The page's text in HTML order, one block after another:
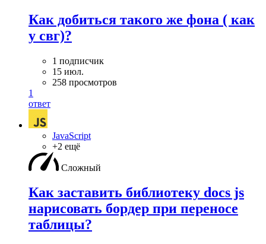
Как добиться такого же фона ( как
у свг)?
1 подписчик
15 июл.
258 просмотров
1
ответ
JavaScript
+2 ещё
Сложный
Как заставить библиотеку docs js
нарисовать бордер при переносе
таблицы?